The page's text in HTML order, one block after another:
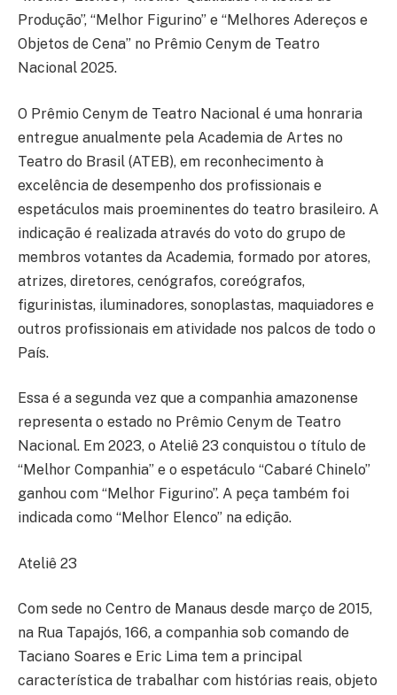
Produção”, “Melhor Figurino” e “Melhores Adereços e
Objetos de Cena” no Prêmio Cenym de Teatro
Nacional 2025.
O Prêmio Cenym de Teatro Nacional é uma honraria
entregue anualmente pela Academia de Artes no
Teatro do Brasil (ATEB), em reconhecimento à
excelência de desempenho dos profissionais e
espetáculos mais proeminentes do teatro brasileiro. A
indicação é realizada através do voto do grupo de
membros votantes da Academia, formado por atores,
atrizes, diretores, cenógrafos, coreógrafos,
figurinistas, iluminadores, sonoplastas, maquiadores e
outros profissionais em atividade nos palcos de todo o
País.
Essa é a segunda vez que a companhia amazonense
representa o estado no Prêmio Cenym de Teatro
Nacional. Em 2023, o Ateliê 23 conquistou o título de
“Melhor Companhia” e o espetáculo “Cabaré Chinelo”
ganhou com “Melhor Figurino”. A peça também foi
indicada como “Melhor Elenco” na edição.
Ateliê 23
Com sede no Centro de Manaus desde março de 2015,
na Rua Tapajós, 166, a companhia sob comando de
Taciano Soares e Eric Lima tem a principal
característica de trabalhar com histórias reais, objeto